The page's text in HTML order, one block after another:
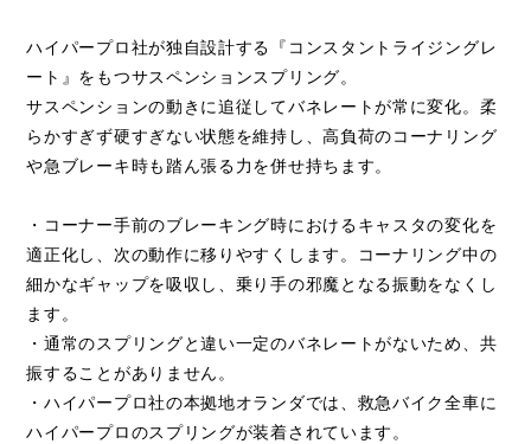
ハイパープロ社が独自設計する『コンスタントライジングレ
ート』をもつサスペンションスプリング。
サスペンションの動きに追従してバネレートが常に変化。柔
らかすぎず硬すぎない状態を維持し、高負荷のコーナリング
や急ブレーキ時も踏ん張る力を併せ持ちます。
・コーナー手前のブレーキング時におけるキャスタの変化を
適正化し、次の動作に移りやすくします。コーナリング中の
細かなギャップを吸収し、乗り手の邪魔となる振動をなくし
ます。
・通常のスプリングと違い一定のバネレートがないため、共
振することがありません。
・ハイパープロ社の本拠地オランダでは、救急バイク全車に
ハイパープロのスプリングが装着されています。